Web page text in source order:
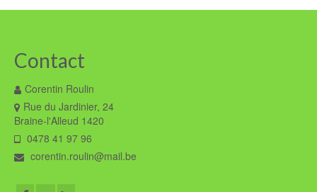
Contact
Corentin Roulin
Rue du Jardinier, 24
Braine-l'Alleud 1420
0478 41 97 96
corentin.roulin@mail.be